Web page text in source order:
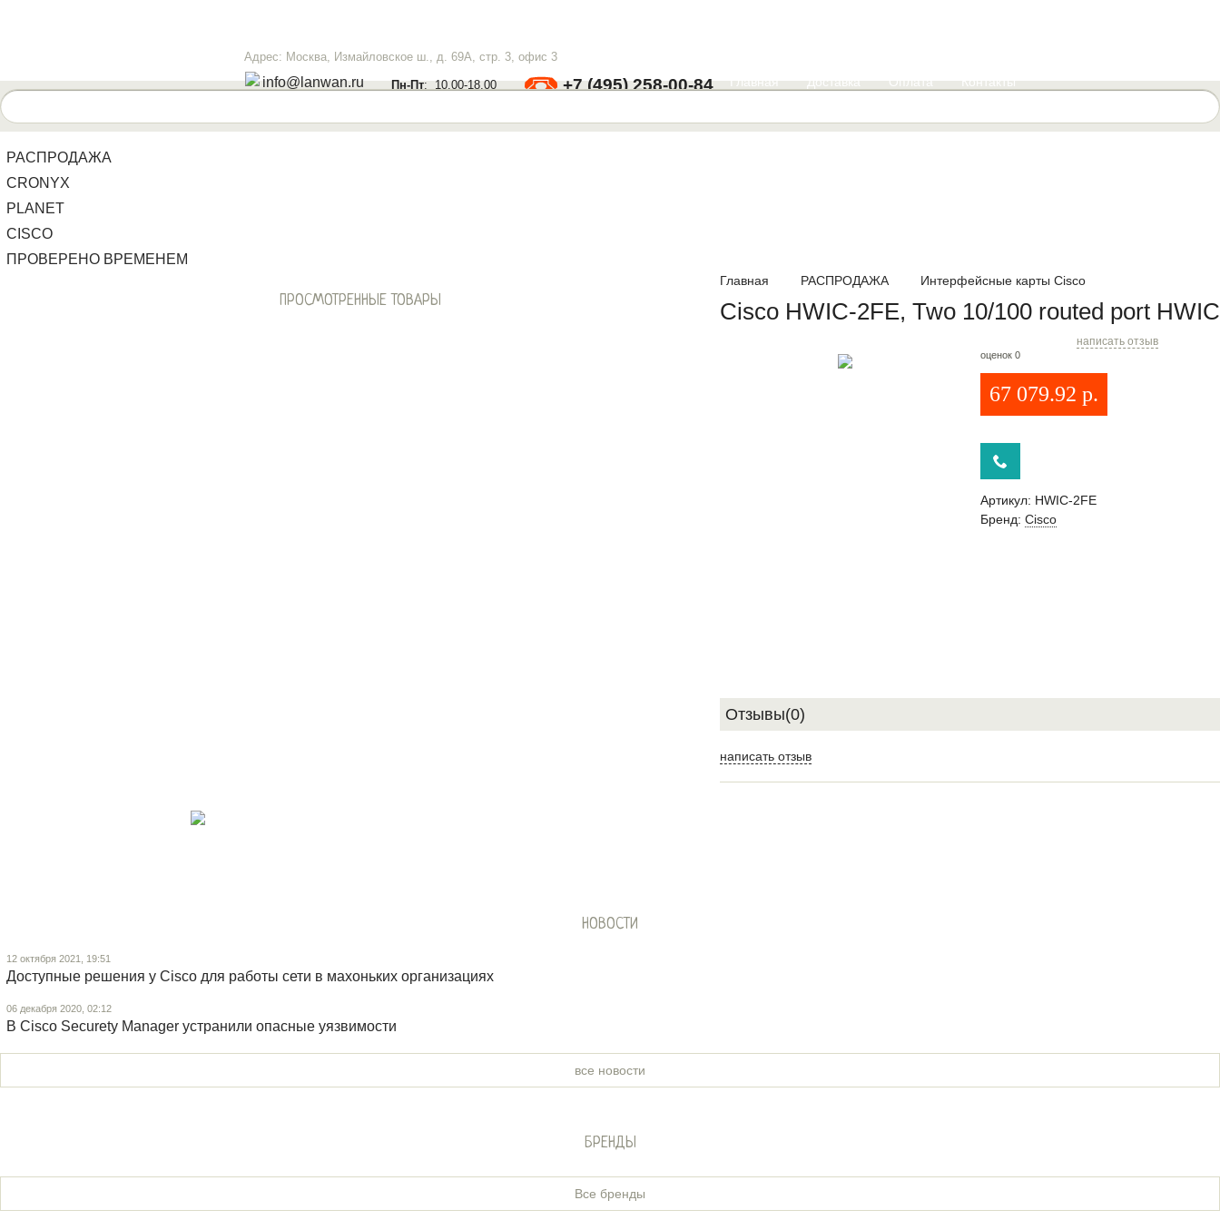
Адрес: Москва, Измайловское ш., д. 69А, стр. 3, офис 3
info@lanwan.ru Пн-Пт: 10.00-18.00 +7 (495) 258-00-84 Главная Доставка Оплата Контакты
РАСПРОДАЖА
CRONYX
PLANET
CISCO
ПРОВЕРЕНО ВРЕМЕНЕМ
Главная РАСПРОДАЖА Интерфейсные карты Cisco
Cisco HWIC-2FE, Two 10/100 routed port HWIC
оценок 0
написать отзыв
67 079.92 р.
Артикул: HWIC-2FE
Бренд: Cisco
Отзывы(0)
написать отзыв
ПРОСМОТРЕННЫЕ ТОВАРЫ
НОВОСТИ
12 октября 2021, 19:51
Доступные решения у Cisco для работы сети в махоньких организациях
06 декабря 2020, 02:12
В Cisco Securety Manager устранили опасные уязвимости
все новости
БРЕНДЫ
Все бренды